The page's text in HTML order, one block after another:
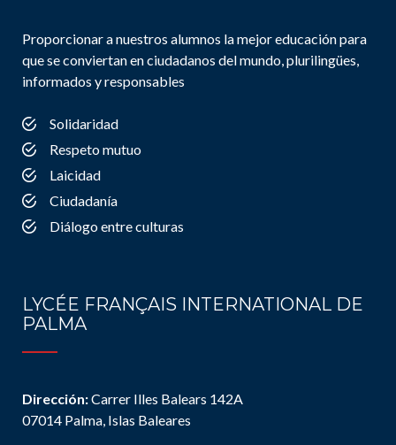
Proporcionar a nuestros alumnos la mejor educación para
que se conviertan en ciudadanos del mundo, plurilingües,
informados y responsables
Solidaridad
Respeto mutuo
Laicidad
Ciudadanía
Diálogo entre culturas
LYCÉE FRANÇAIS INTERNATIONAL DE
PALMA
Dirección:Carrer Illes Balears 142A
07014 Palma, Islas Baleares